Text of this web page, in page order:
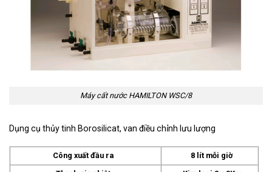
Máy cất nước HAMILTON WSC/8
Dụng cụ thủy tinh Borosilicat, van điều chỉnh lưu lượng
Công xuất đầu ra
8 lít mỗi giờ